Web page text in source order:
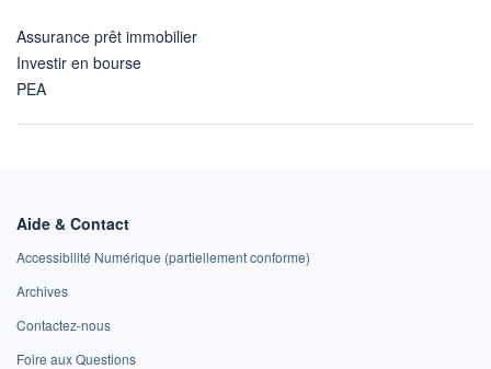
Assurance prêt immobilier
Investir en bourse
PEA
Aide & Contact
Accessibilité Numérique (partiellement conforme)
Archives
Contactez-nous
Foire aux Questions